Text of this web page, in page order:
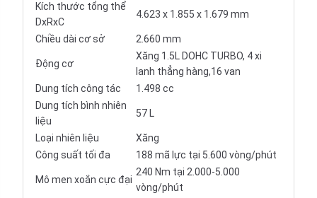
Kích thước tổng thể
DxRxC
4.623 x 1.855 x 1.679 mm
Chiều dài cơ sở 2.660 mm
Động cơ
Xăng 1.5L DOHC TURBO, 4 xi
lanh thẳng hàng,16 van
Dung tích công tác
1.498 cc
Dung tích bình nhiên
liệu
57 L
Loại nhiên liệu
Xăng
Công suất tối đa
188 mã lực tại 5.600 vòng/phút
Mô men xoắn cực đại
240 Nm tại 2.000-5.000
vòng/phút